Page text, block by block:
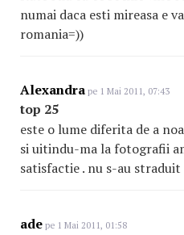
numai daca esti mireasa e
romania=))
Alexandra pe 1 Mai 2011, 07:43
top 25
este o lume diferita de a
si uitindu-ma la fotografii
satisfactie . nu s-au straduit
ade pe 1 Mai 2011, 01:58